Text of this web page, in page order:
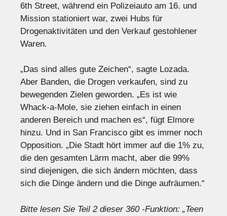
6th Street, während ein Polizeiauto am 16. und
Mission stationiert war, zwei Hubs für
Drogenaktivitäten und den Verkauf gestohlener
Waren.
„Das sind alles gute Zeichen“, sagte Lozada.
Aber Banden, die Drogen verkaufen, sind zu
bewegenden Zielen geworden. „Es ist wie
Whack-a-Mole, sie ziehen einfach in einen
anderen Bereich und machen es“, fügt Elmore
hinzu. Und in San Francisco gibt es immer noch
Opposition. „Die Stadt hört immer auf die 1% zu,
die den gesamten Lärm macht, aber die 99%
sind diejenigen, die sich ändern möchten, dass
sich die Dinge ändern und die Dinge aufräumen.“
Bitte lesen Sie Teil 2 dieser 360 -Funktion: „Teen